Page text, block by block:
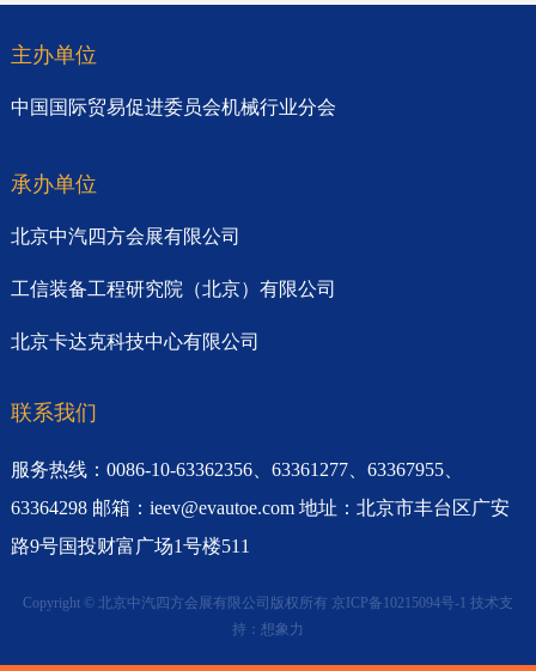
主办单位
中国国际贸易促进委员会机械行业分会
承办单位
北京中汽四方会展有限公司
工信装备工程研究院（北京）有限公司
北京卡达克科技中心有限公司
联系我们
服务热线：0086-10-63362356、63361277、63367955、
63364298 邮箱：ieev@evautoe.com 地址：北京市丰台区广安
路9号国投财富广场1号楼511
Copyright © 北京中汽四方会展有限公司版权所有 京ICP备10215094号-1 技术支
持： 想象力